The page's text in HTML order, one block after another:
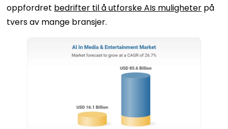
oppfordret bedrifter til å utforske AIs muligheter på
tvers av mange bransjer.